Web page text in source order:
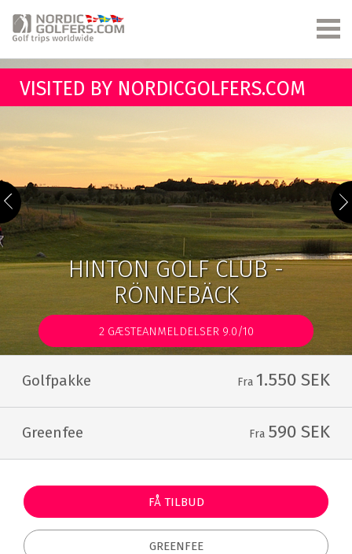
VISITED BY NORDICGOLFERS.COM
HINTON GOLF CLUB -
RÖNNEBÄCK
2GÆSTEANMELDELSER 9.0/10
Golfpakke Fra 1.550 SEK
Greenfee Fra 590 SEK
FÅ TILBUD
GREENFEE